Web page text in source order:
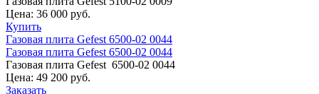
Цена: 36 000 руб.
Купить
Газовая плита Gefest 6500-02 0044
Газовая плита Gefest 6500-02 0044
Газовая плита Gefest 6500-02 0044
Цена: 49 200 руб.
Заказать